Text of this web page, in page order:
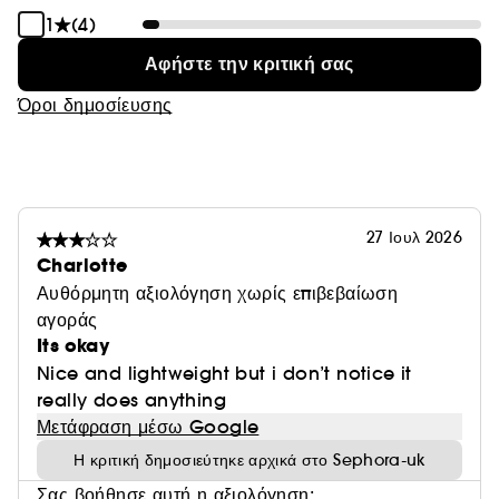
1
(4)
Αφήστε την κριτική σας
Όροι δημοσίευσης
27 Ιουλ 2026
Charlotte
Αυθόρμητη αξιολόγηση χωρίς επιβεβαίωση
αγοράς
Its okay
Nice and lightweight but i don’t notice it
really does anything
Μετάφραση μέσω Google
Η κριτική δημοσιεύτηκε αρχικά στο Sephora-uk
Σας βοήθησε αυτή η αξιολόγηση;